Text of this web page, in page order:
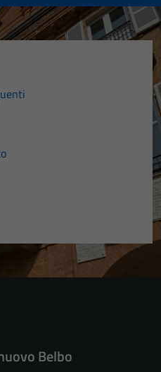
Belbo